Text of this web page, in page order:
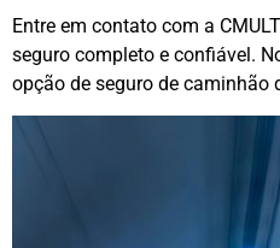
Entre em contato com a
seguro completo e confiável.
opção de seguro de caminhão